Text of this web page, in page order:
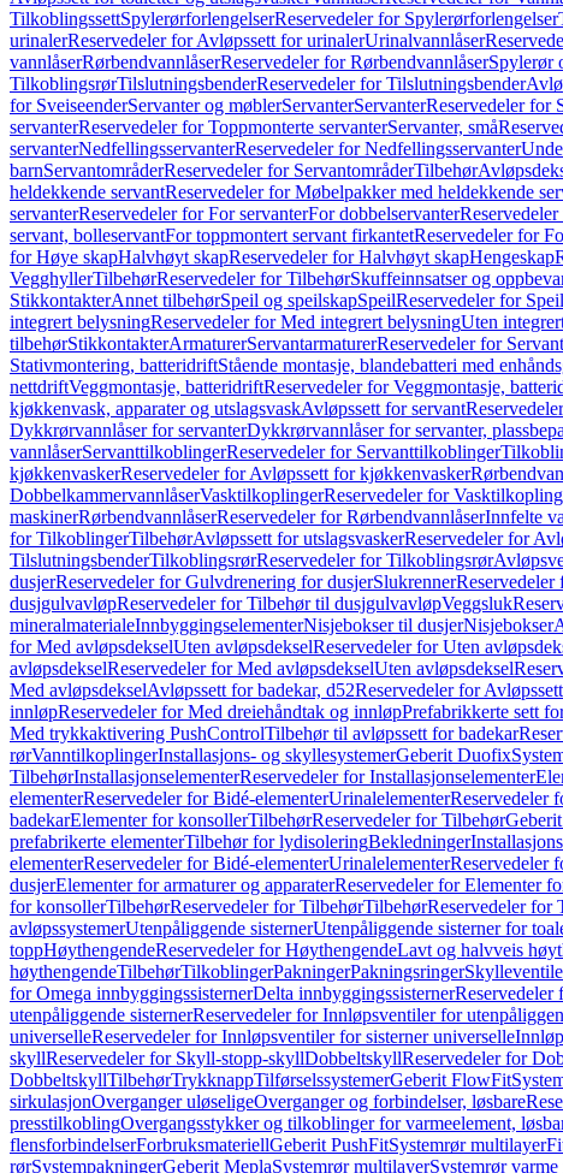
TilkoblingssettSpylerørforlengelserReservedeler for Spylerørforlengelser
urinalerReservedeler for Avløpssett for urinalerUrinalvannlåser
vannlåserRørbendvannlåserReservedeler for RørbendvannlåserSpylerør
TilkoblingsrørTilslutningsbenderReservedeler for Tilslutningsbender
for SveiseenderServanter og møblerServanterServanterReservedeler for
servanterReservedeler for Toppmonterte servanterServanter, små
servanterNedfellingsservanterReservedeler for Nedfellingsservanter
barnServantområderReservedeler for ServantområderTilbehør
heldekkende servantReservedeler for Møbelpakker med heldekkende
servanterReservedeler for For servanterFor dobbelservanter
servant, bolleservantFor toppmontert servant firkantetReservedeler for
for Høye skapHalvhøyt skapReservedeler for Halvhøyt skapHengeskap
VegghyllerTilbehørReservedeler for TilbehørSkuffeinnsatser og
StikkontakterAnnet tilbehørSpeil og speilskapSpeilReservedeler for Speil
integrert belysningReservedeler for Med integrert belysningUten
tilbehørStikkontakterArmaturerServantarmaturerReservedeler for
Stativmontering, batteridriftStående montasje, blandebatteri med
nettdriftVeggmontasje, batteridriftReservedeler for Veggmontasje,
kjøkkenvask, apparater og utslagsvaskAvløpssett for servant
Dykkrørvannlåser for servanterDykkrørvannlåser for servanter,
vannlåserServanttilkoblingerReservedeler for Servanttilkoblinger
kjøkkenvaskerReservedeler for Avløpssett for kjøkkenvasker
DobbelkammervannlåserVasktilkoplingerReservedeler for
maskinerRørbendvannlåserReservedeler for RørbendvannlåserInnfelte
for TilkoblingerTilbehørAvløpssett for utslagsvaskerReservedeler for
TilslutningsbenderTilkoblingsrørReservedeler for Tilkoblingsrør
dusjerReservedeler for Gulvdrenering for dusjerSlukrennerReservedeler
dusjgulvavløpReservedeler for Tilbehør til dusjgulvavløpVeggsluk
mineralmaterialeInnbyggingselementerNisjebokser til dusjerNisjebokser
for Med avløpsdekselUten avløpsdekselReservedeler for Uten
avløpsdekselReservedeler for Med avløpsdekselUten avløpsdeksel
Med avløpsdekselAvløpssett for badekar, d52Reservedeler for
innløpReservedeler for Med dreiehåndtak og innløpPrefabrikkerte sett
Med trykkaktivering PushControlTilbehør til avløpssett for badekar
rørVanntilkoplingerInstallasjons- og skyllesystemerGeberit Duofix
TilbehørInstallasjonselementerReservedeler for Installasjonselementer
elementerReservedeler for Bidé-elementerUrinalelementerReservedeler
badekarElementer for konsollerTilbehørReservedeler for Tilbehør
prefabrikerte elementerTilbehør for lydisoleringBekledninger
elementerReservedeler for Bidé-elementerUrinalelementerReservedeler
dusjerElementer for armaturer og apparaterReservedeler for Elementer
for konsollerTilbehørReservedeler for TilbehørTilbehørReservedeler for
avløpssystemerUtenpåliggende sisternerUtenpåliggende sisterner for
toppHøythengendeReservedeler for HøythengendeLavt og halvveis
høythengendeTilbehørTilkoblingerPakningerPakningsringer
for Omega innbyggingssisternerDelta innbyggingssisternerReservedeler
utenpåliggende sisternerReservedeler for Innløpsventiler for
universelleReservedeler for Innløpsventiler for sisterner universelle
skyllReservedeler for Skyll-stopp-skyllDobbeltskyllReservedeler for
DobbeltskyllTilbehørTrykknappTilførselssystemerGeberit FlowFit
sirkulasjonOverganger uløseligeOverganger og forbindelser, løsbare
presstilkoblingOvergangsstykker og tilkoblinger for varmeelement,
flensforbindelserForbruksmateriellGeberit PushFitSystemrør multilayer
rørSystempakningerGeberit MeplaSystemrør multilayerSystemrør